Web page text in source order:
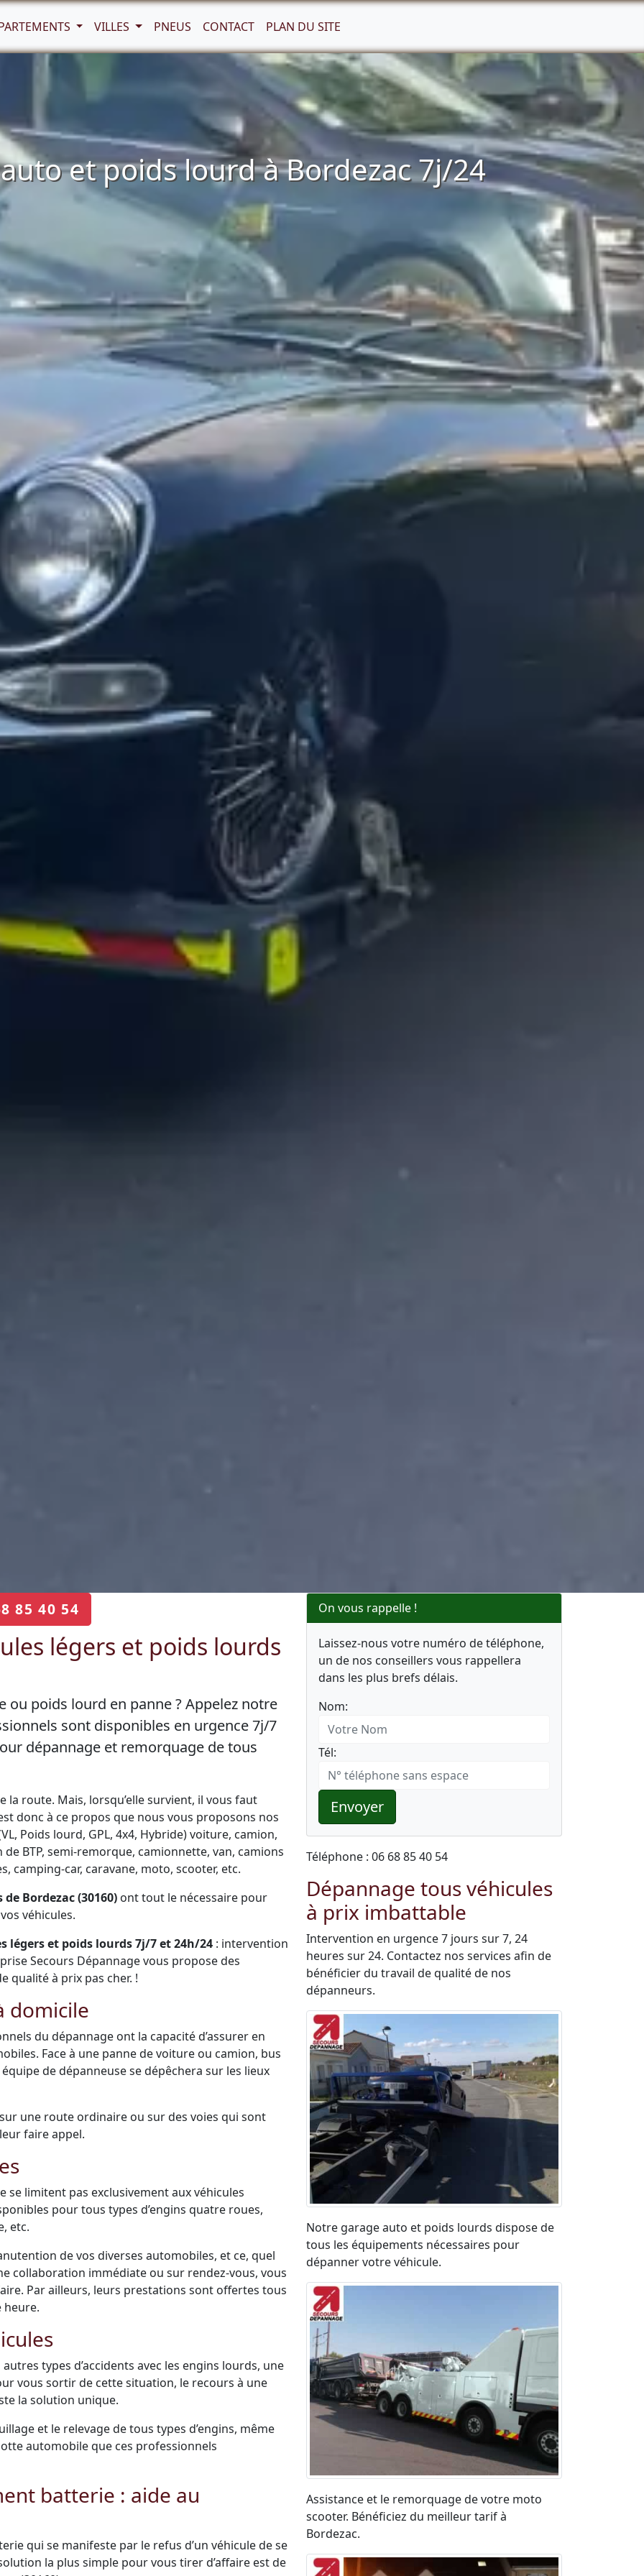
VILLES PNEUS CONTACT PLAN DU SITE
et poids lourd à Bordezac 7j/24
85 40 54
légers et poids lourds
ou poids lourd en panne ? Appelez notre
sont disponibles en urgence 7j/7
dépannage et remorquage de tous
la route. Mais, lorsqu’elle survient, il vous faut
donc à ce propos que nous vous proposons nos
Poids lourd, GPL, 4x4, Hybride) voiture, camion,
BTP, semi-remorque, camionnette, van, camions
camping-car, caravane, moto, scooter, etc.
Bordezac (30160) ont tout le nécessaire pour
véhicules.
légers et poids lourds 7j/7 et 24h/24 : intervention
Secours Dépannage vous propose des
qualité à prix pas cher. !
domicile
du dépannage ont la capacité d’assurer en
Face à une panne de voiture ou camion, bus
de dépanneuse se dépêchera sur les lieux
une route ordinaire ou sur des voies qui sont
faire appel.
limitent pas exclusivement aux véhicules
pour tous types d’engins quatre roues,
etc.
de vos diverses automobiles, et ce, quel
collaboration immédiate ou sur rendez-vous, vous
Par ailleurs, leurs prestations sont offertes tous
heure.
types d’accidents avec les engins lourds, une
vous sortir de cette situation, le recours à une
la solution unique.
et le relevage de tous types d’engins, même
automobile que ces professionnels
batterie : aide au
qui se manifeste par le refus d’un véhicule de se
la plus simple pour vous tirer d’affaire est de
On vous rappelle !
Laissez-nous votre numéro de téléphone,
un de nos conseillers vous rappellera
dans les plus brefs délais.
Nom:
Tél:
Envoyer
Téléphone : 06 68 85 40 54
Dépannage tous véhicules
à prix imbattable
Intervention en urgence 7 jours sur 7, 24
heures sur 24. Contactez nos services afin de
bénéficier du travail de qualité de nos
dépanneurs.
Notre garage auto et poids lourds dispose de
tous les équipements nécessaires pour
dépanner votre véhicule.
Assistance et le remorquage de votre moto
scooter. Bénéficiez du meilleur tarif à
Bordezac.